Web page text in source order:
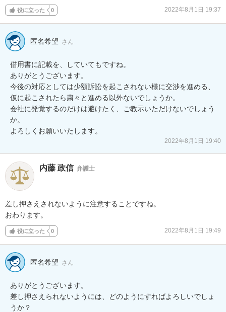
役に立った 0 2022年8月1日 19:37
匿名希望 さん
借用書に記載を、していてもですね。
ありがとうございます。
今後の対応としては少額訴訟を起こされない様に交渉を進める、
仮に起こされたら粛々と進める以外ないでしょうか。
会社に発覚するのだけは避けたく、ご教示いただけないでしょう
か。
よろしくお願いいたします。
2022年8月1日 19:40
内藤 政信 弁護士
差し押さえされないように注意することですね。
おわります。
役に立った 0 2022年8月1日 19:49
匿名希望 さん
ありがとうございます。
差し押さえられないようには、どのようにすればよろしいでしょ
うか？